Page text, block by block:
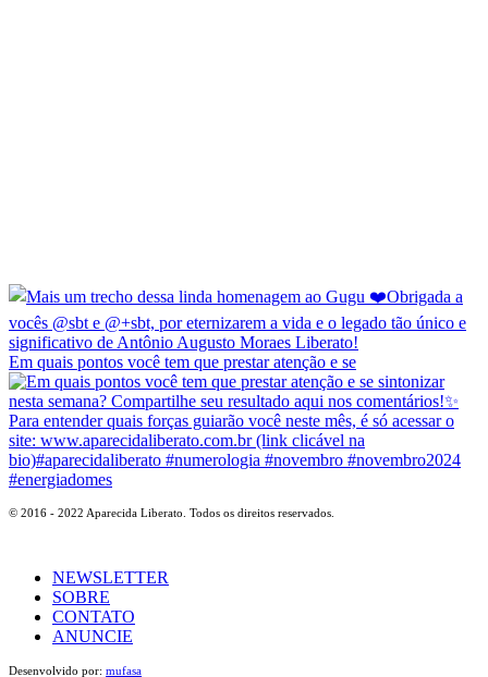
Em quais pontos você tem que prestar atenção e se
© 2016 - 2022 Aparecida Liberato. Todos os direitos reservados.
NEWSLETTER
SOBRE
CONTATO
ANUNCIE
Desenvolvido por: mufasa